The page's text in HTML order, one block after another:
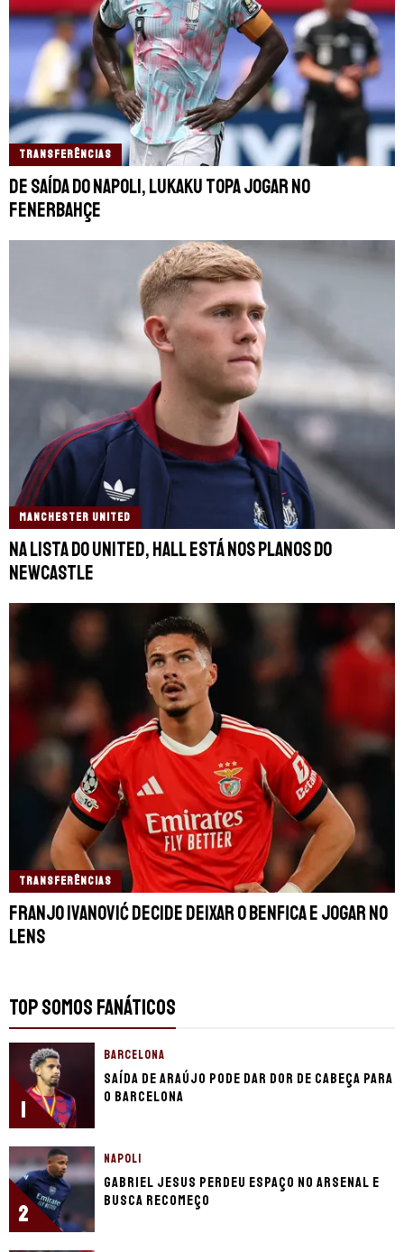
TRANSFERÊNCIAS
De saída do Napoli, Lukaku topa jogar no
Fenerbahçe
MANCHESTER UNITED
Na lista do United, Hall está nos planos do
Newcastle
TRANSFERÊNCIAS
Franjo Ivanović decide deixar o Benfica e jogar no
Lens
TOP SOMOS FANÁTICOS
1
BARCELONA
Saída de Araújo pode dar dor de cabeça para
o Barcelona
2
NAPOLI
Gabriel Jesus perdeu espaço no Arsenal e
busca recomeço